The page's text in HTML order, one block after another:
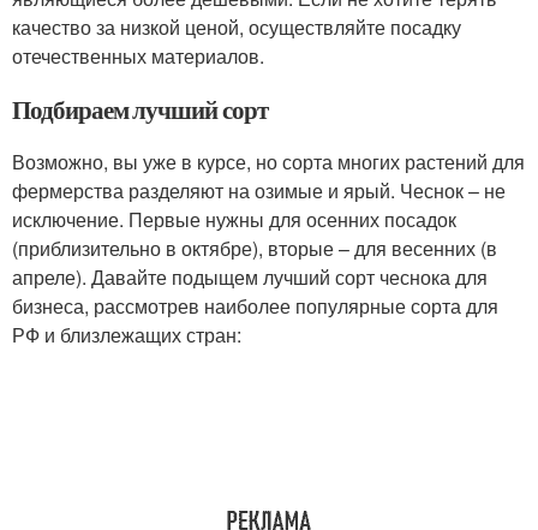
качество за низкой ценой, осуществляйте посадку
отечественных материалов.
Подбираем лучший сорт
Возможно, вы уже в курсе, но сорта многих растений для
фермерства разделяют на озимые и ярый. Чеснок – не
исключение. Первые нужны для осенних посадок
(приблизительно в октябре), вторые – для весенних (в
апреле). Давайте подыщем лучший сорт чеснока для
бизнеса, рассмотрев наиболее популярные сорта для
РФ и близлежащих стран: